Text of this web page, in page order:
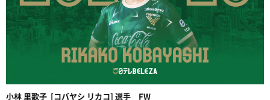
小林 里歌子 [コバヤシ リカコ] 選手 FW